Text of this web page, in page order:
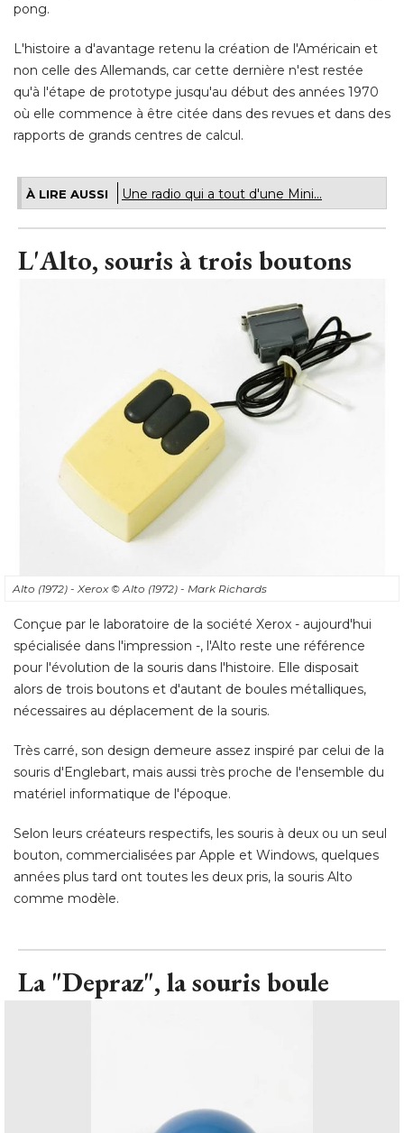
pong.
L'histoire a d'avantage retenu la création de l'Américain et
non celle des Allemands, car cette dernière n'est restée
qu'à l'étape de prototype jusqu'au début des années 1970
où elle commence à être citée dans des revues et dans des
rapports de grands centres de calcul.
À LIRE AUSSI Une radio qui a tout d'une Mini...
L'Alto, souris à trois boutons
Alto (1972) - Xerox© Alto (1972) - Mark Richards
Conçue par le laboratoire de la société Xerox - aujourd'hui
spécialisée dans l'impression -, l'Alto reste une référence
pour l'évolution de la souris dans l'histoire. Elle disposait
alors de trois boutons et d'autant de boules métalliques,
nécessaires au déplacement de la souris.
Très carré, son design demeure assez inspiré par celui de la
souris d'Englebart, mais aussi très proche de l'ensemble du
matériel informatique de l'époque.
Selon leurs créateurs respectifs, les souris à deux ou un seul
bouton, commercialisées par Apple et Windows, quelques
années plus tard ont toutes les deux pris, la souris Alto
comme modèle.
La "Depraz", la souris boule